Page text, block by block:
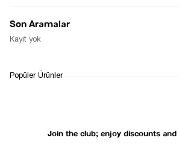
Notify Me When Available
RETURN AND EXCHANGE
Join the club; enjoy discounts and
Son Aramalar
Kayıt yok
Popüler Ürünler